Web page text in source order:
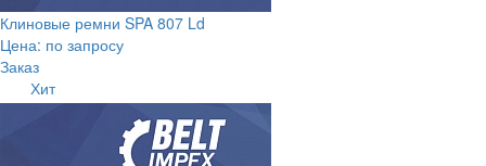
Клиновые ремни SPA 807 Ld
Цена: по запросу
Заказ
Хит